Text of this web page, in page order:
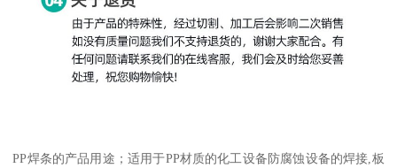
PP焊条的产品用途；适用于PP材质的化工设备防腐蚀设备的焊接,板